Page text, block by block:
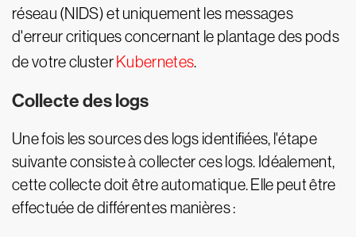
réseau (NIDS) et uniquement les messages
d'erreur critiques concernant le plantage des pods
de votre cluster Kubernetes.
Collecte des logs
Une fois les sources des logs identifiées, l'étape
suivante consiste à collecter ces logs. Idéalement,
cette collecte doit être automatique. Elle peut être
effectuée de différentes manières :